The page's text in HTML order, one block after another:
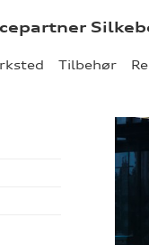
Tilbehør